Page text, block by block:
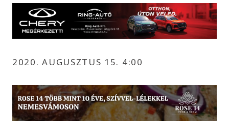
2020. AUGUSZTUS 15. 4:00